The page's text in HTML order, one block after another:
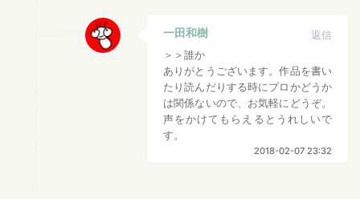
一田和樹
返信
＞＞誰か
ありがとうございます。作品を書い
たり読んだりする時にプロかどうか
は関係ないので、お気軽にどうぞ。
声をかけてもらえるとうれしいで
す。
2018-02-07 23:32